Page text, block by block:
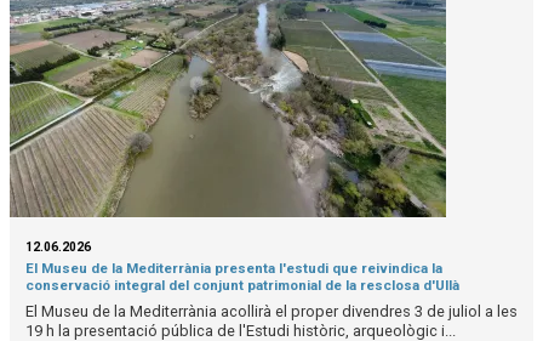
12.06.2026
El Museu de la Mediterrània presenta l'estudi que reivindica la
conservació integral del conjunt patrimonial de la resclosa d'Ullà
El Museu de la Mediterrània acollirà el proper divendres 3 de juliol a les
19 h la presentació pública de l'Estudi històric, arqueològic i...